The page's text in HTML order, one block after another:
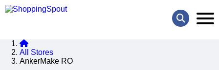
All Stores
AnkerMake RO